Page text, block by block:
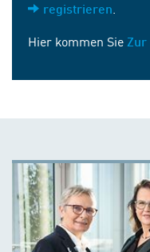
registrieren
Hier kommen Sie Zur